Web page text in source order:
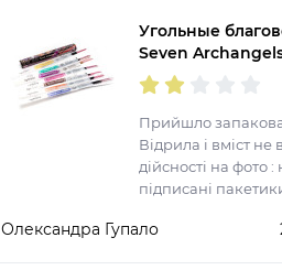
Угольные
Seven
(Семь
Прийшло
Відрила і вміст не
дійсності на фото :
підписані
Олександра Гупало